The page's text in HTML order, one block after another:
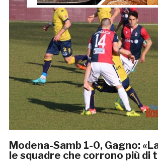
Modena-Samb 1-0, Gagno:
le squadre che corrono più di